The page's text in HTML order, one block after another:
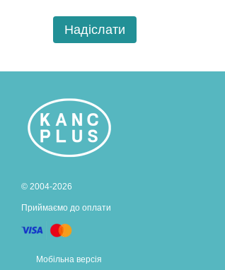
Надіслати
© 2004-2026
Приймаємо до оплати
Мобільна версія